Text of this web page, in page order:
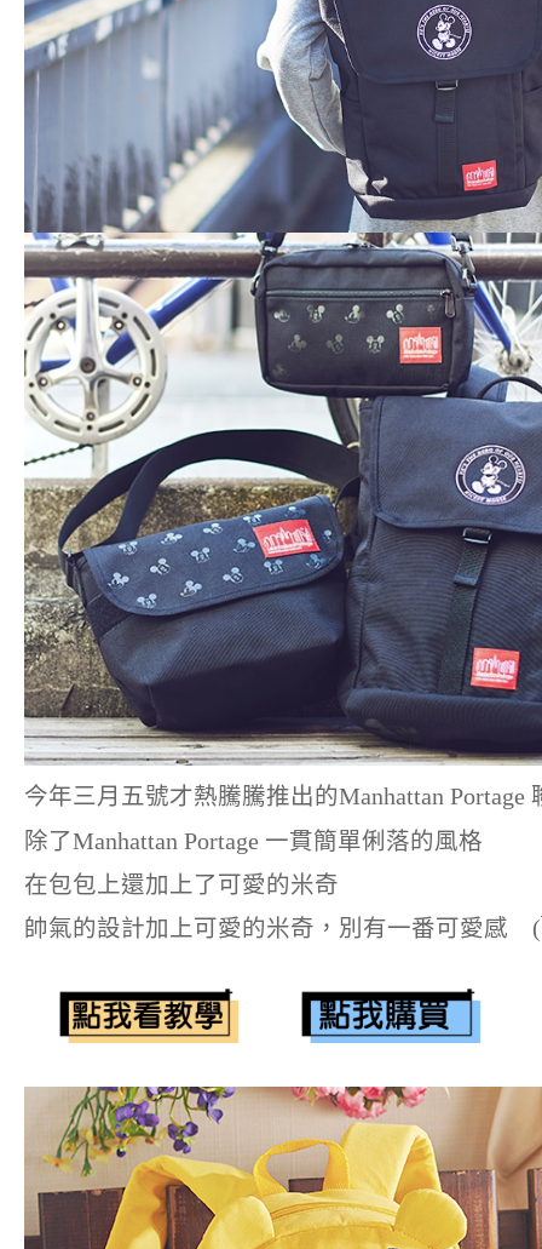
今年三月五號才熱騰騰推出的Manhattan Portage
除了Manhattan Portage 一貫簡單俐落的風格
在包包上還加上了可愛的米奇
帥氣的設計加上可愛的米奇，別有一番可愛感